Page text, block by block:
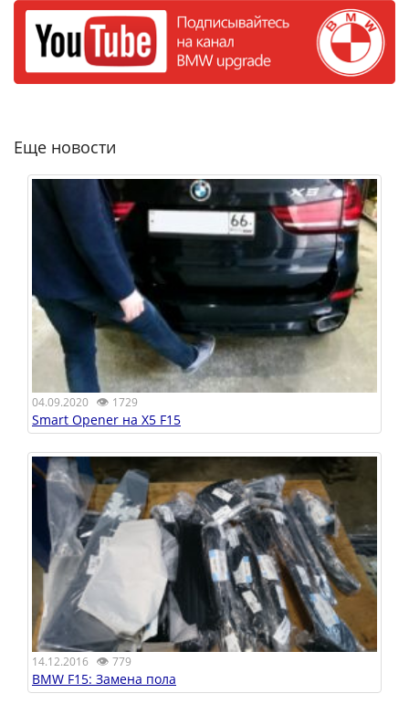
Еще новости
04.09.2020 👁 1729
Smart Opener на X5 F15
14.12.2016 👁 779
BMW F15: Замена пола